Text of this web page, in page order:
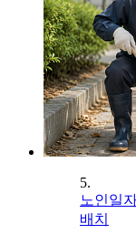
5.
노인일
배치